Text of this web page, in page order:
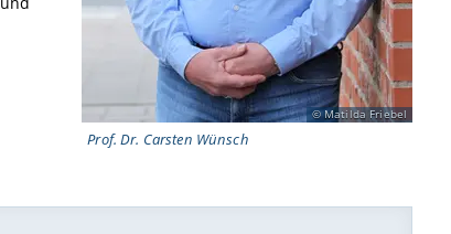
Matilda Friebel
Prof. Dr. Carsten Wünsch